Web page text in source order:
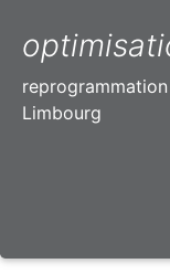
Limbourg